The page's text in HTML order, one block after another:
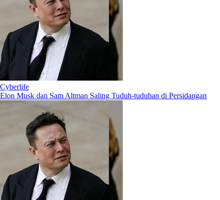
Cyberlife
Elon Musk dan Sam Altman Saling Tuduh-tuduhan di Persidangan